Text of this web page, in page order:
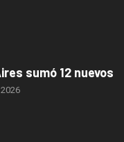
sumó 12 nuevos